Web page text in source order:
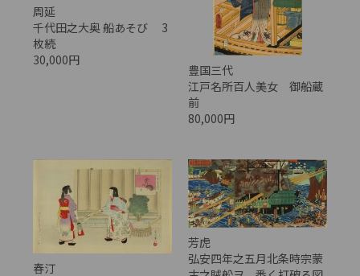
周延
千代田之大奥 船あそび 3
枚続
30,000円
豊国三代
江戸名所百人美女 御船蔵
前
80,000円
春汀
芳虎
弘安四年之五月北条時宗蒙